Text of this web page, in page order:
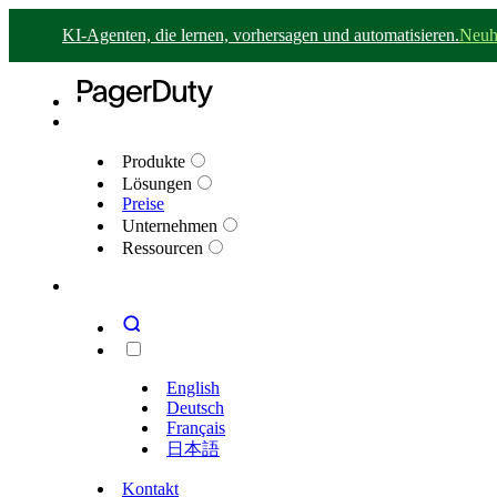
KI-Agenten, die lernen, vorhersagen und automatisieren.
Produkte
Lösungen
Preise
Unternehmen
Ressourcen
English
Deutsch
Français
日本語
Kontakt